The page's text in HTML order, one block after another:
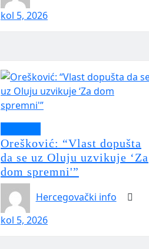
kol 5, 2026
Orešković: “Vlast dopušta
da se uz Oluju uzvikuje ‘Za
dom spremni'”
Hercegovački info
kol 5, 2026